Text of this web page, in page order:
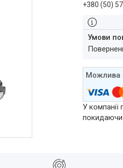
+380 (50)
У компанії
покидаючи